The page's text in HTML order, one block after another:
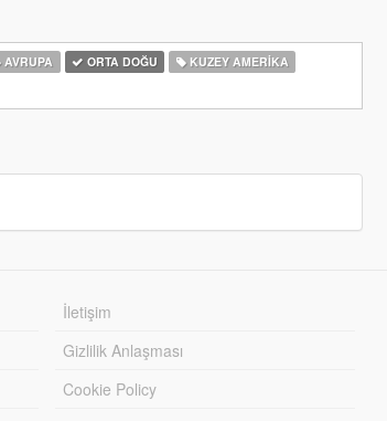
AVRUPA ORTA DOĞU
KUZEY AMERIKA
İletişim
Gizlilik Anlaşması
Cookie Policy